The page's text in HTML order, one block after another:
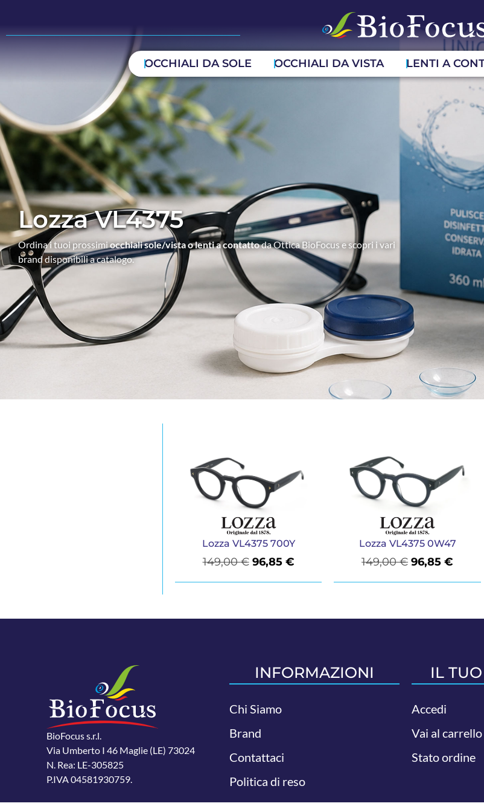
OCCHIALI DA SOLE OCCHIALI DA VISTA LENTI A
Lozza VL4375
Ordina i tuoi prossimiocchiali sole/vista o lenti a contattoda Ottica BioFocus e scopri i vari
brand disponibili a catalogo.
Lozza VL4375 700Y
149,00€ 96,85 €
Lozza VL4375 0W47
149,00€ 96,85€
BioFocus s.r.l.
Via Umberto I 46 Maglie (LE) 73024
N. Rea: LE-305825
P.IVA 04581930759.
INFORMAZIONI
Chi Siamo
Brand
Contattaci
Politica di reso
IL
Accedi
Vai al carrello
Stato ordine